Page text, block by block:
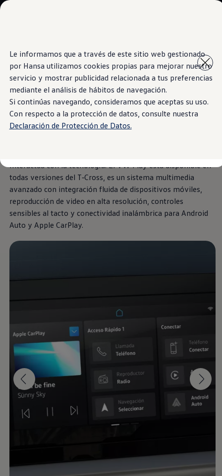
Le informamos que a través de este sitio web gestionado
por Hansa utilizamos cookies propias para mejorar nuestro
servicio y mostrar publicidad relacionada a tus preferencias
mediante el análisis de hábitos de navegación.
Si continúas navegando, consideramos que aceptas su uso.
Con respecto a la protección de datos, consulte nuestra
Declaración de Protección de Datos.
contenido
principal
a pie
de
página
Test Drive
Contáctenos
Marca y Experiencia
Volkswagen Bolivia
Espacio Exclusivo para Prensa
Latin NCAP
Tengo un Volkswagen
Manuales Volkswagen
Takata airbag recall campaign
Information
Pantalla semiflotante
touch
Interactúa con la tecnología. El VW Play está disponible en
todas versiones del T‑Cross, es un sistema multimedia
avanzado con integración fluida de dispositivos móviles,
reproducción de video en alta resolución, controles
sensibles al tacto y conectividad inalámbrica para Android
Auto y Apple CarPlay.